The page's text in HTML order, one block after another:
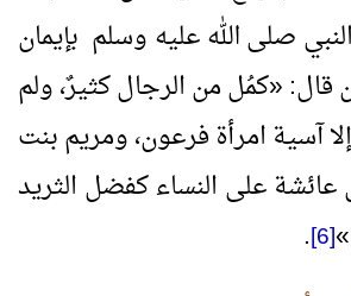
صلى الله عليه وسلم بإيمان
قال:«كمُل من الرجال كثيرٌ، ولم
آسية امرأة فرعون، ومريم بنت
على النساء كفضل الثريد
»
[6]
.